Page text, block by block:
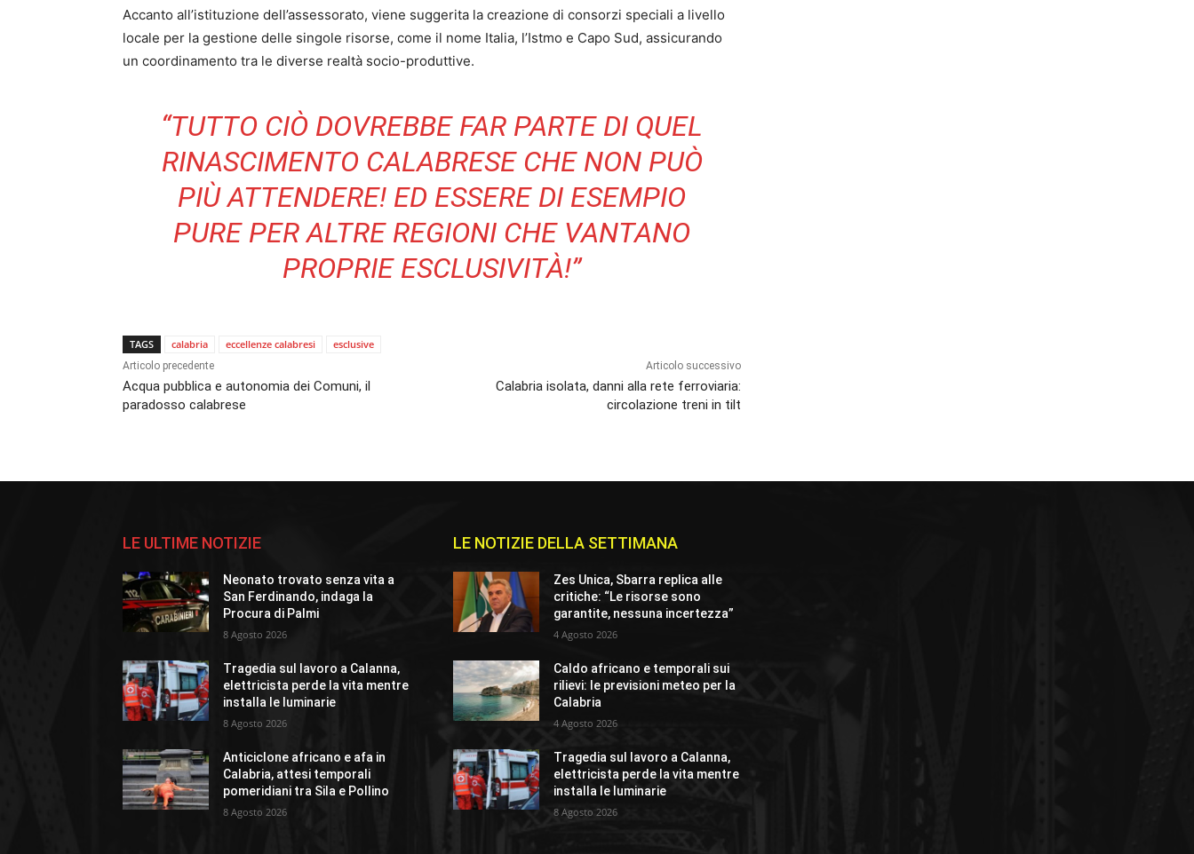
Accanto all’istituzione dell’assessorato, viene suggerita la creazione di consorzi speciali a livello
locale per la gestione delle singole risorse, come il nome Italia, l’Istmo e Capo Sud, assicurando
un coordinamento tra le diverse realtà socio-produttive.
“TUTTO CIÒ DOVREBBE FAR PARTE DI QUEL
RINASCIMENTO CALABRESE CHE NON PUÒ
PIÙ ATTENDERE! ED ESSERE DI ESEMPIO
PURE PER ALTRE REGIONI CHE VANTANO
PROPRIE ESCLUSIVITÀ!”
TAGS calabria eccellenze calabresi esclusive
Articolo precedente
Acqua pubblica e autonomia dei Comuni, il
paradosso calabrese
Articolo successivo
Calabria isolata, danni alla rete ferroviaria:
circolazione treni in tilt
LE ULTIME NOTIZIE
Neonato trovato senza vita a
San Ferdinando, indaga la
Procura di Palmi
8 Agosto 2026
Tragedia sul lavoro a Calanna,
elettricista perde la vita mentre
installa le luminarie
8 Agosto 2026
Anticiclone africano e afa in
Calabria, attesi temporali
pomeridiani tra Sila e Pollino
8 Agosto 2026
LE NOTIZIE DELLA SETTIMANA
Zes Unica, Sbarra replica alle
critiche: “Le risorse sono
garantite, nessuna incertezza”
4 Agosto 2026
Caldo africano e temporali sui
rilievi: le previsioni meteo per la
Calabria
4 Agosto 2026
Tragedia sul lavoro a Calanna,
elettricista perde la vita mentre
installa le luminarie
8 Agosto 2026